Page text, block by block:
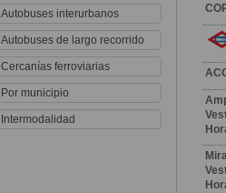
Autobuses interurbanos
Autobuses de largo recorrido
Cercanías ferroviarias
Por municipio
Intermodalidad